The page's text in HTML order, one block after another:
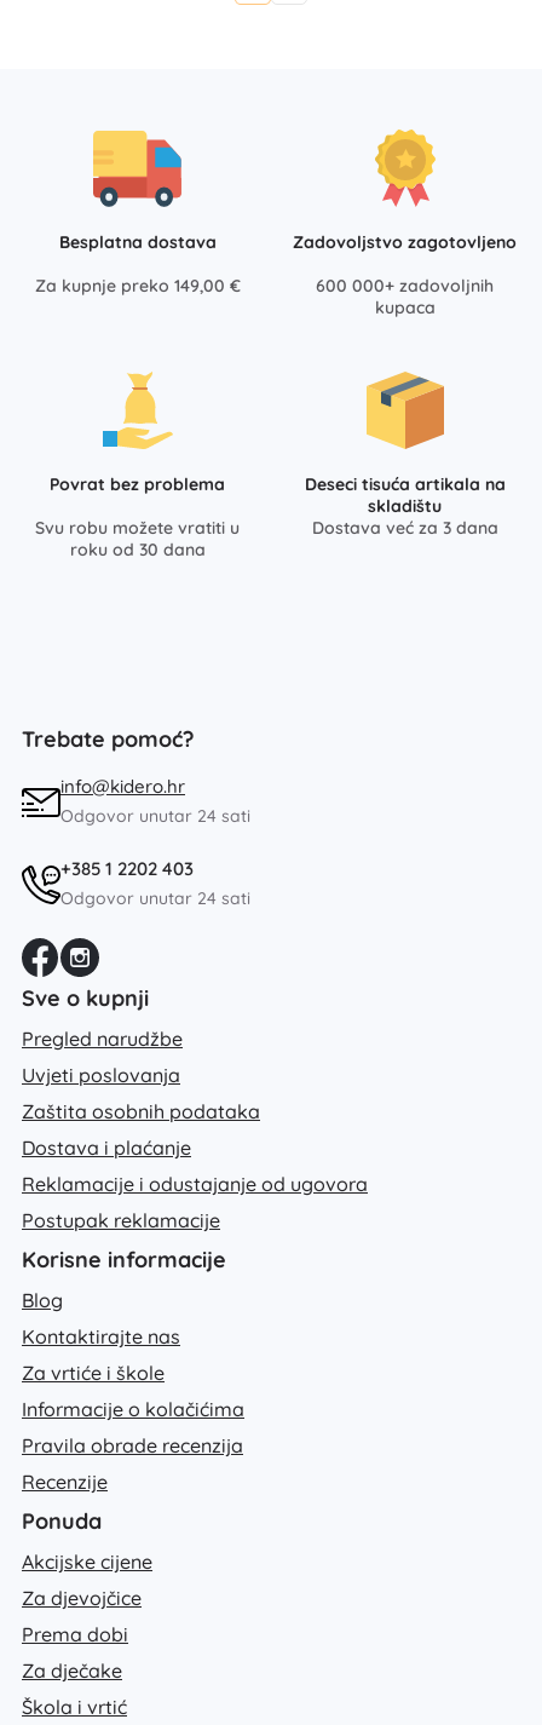
Besplatna dostava
Za kupnje preko 149,00 €
Zadovoljstvo zagotovljeno
600 000+ zadovoljnih
kupaca
Povrat bez problema
Svu robu možete vratiti u
roku od 30 dana
Deseci tisuća artikala na
skladištu
Dostava već za 3 dana
Trebate pomoć?
info@kidero.hr
Odgovor unutar 24 sati
+385 1 2202 403
Odgovor unutar 24 sati
Sve o kupnji
Pregled narudžbe
Uvjeti poslovanja
Zaštita osobnih podataka
Dostava i plaćanje
Reklamacije i odustajanje od ugovora
Postupak reklamacije
Korisne informacije
Blog
Kontaktirajte nas
Za vrtiće i škole
Informacije o kolačićima
Pravila obrade recenzija
Recenzije
Ponuda
Akcijske cijene
Za djevojčice
Prema dobi
Za dječake
Škola i vrtić